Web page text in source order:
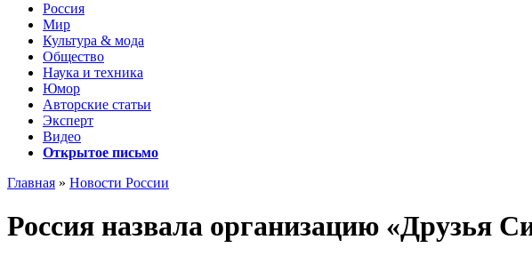
Россия
Мир
Культура & мода
Общество
Наука и техника
Юмор
Авторские статьи
Эксперт
Видео
Открытое письмо
Главная » Новости России
Россия назвала организацию «Друзья